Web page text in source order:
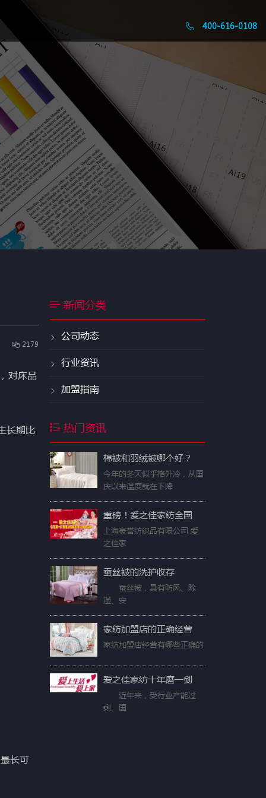
400-616-0108
2179
对床品
长期比
长可
新闻分类
公司动态
行业资讯
加盟指南
热门资讯
棉被和羽绒被哪个好？
今年的冬天似乎格外冷，从国
庆以来温度就在下降
重磅！爱之佳家纺全国
上海豪誉纺织品有限公司 爱
之佳家
蚕丝被的洗护收存
蚕丝被，具有防风、除
湿、安
家纺加盟店的正确经营
家纺加盟店经营有哪些正确的
爱之佳家纺十年磨一剑
近年来，受行业产能过
剩、国